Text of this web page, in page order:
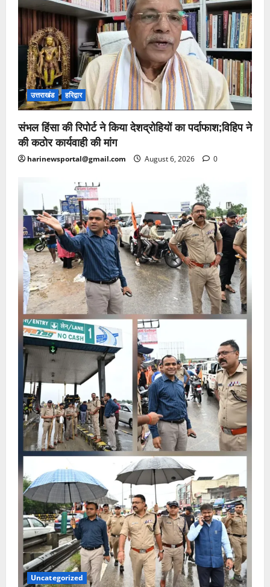
उत्तराखंड हरिद्वार
संभल हिंसा की रिपोर्ट ने किया देशद्रोहियों का पर्दाफाश;विहिप ने
की कठोर कार्यवाही की मांग
harinewsportal@gmail.com August 6, 2026 0
Uncategorized